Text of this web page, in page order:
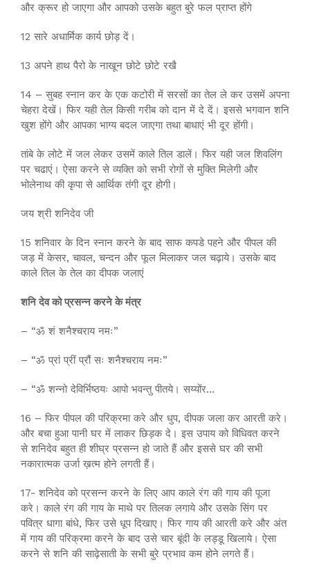
और क्रूर हो जाएगा और आपको उसके बहुत बुरे फल प्राप्त होंगे
12 सारे अधार्मिक कार्य छोड़ दें।
13 अपने हाथ पैरो के नाखून छोटे छोटे रखै
14 – सुबह स्नान कर के एक कटोरी में सरसों का तेल ले कर उसमें अपना
चेहरा देखें। फिर यही तेल किसी गरीब को दान में दे दें। इससे भगवान शनि
खुश होंगे और आपका भाग्य बदल जाएगा तथा बाधाएं भी दूर होंगी।
तांबे के लोटे में जल लेकर उसमें काले तिल डालें। फिर यही जल शिवलिंग
पर चढाएं। ऐसा करने से व्यक्ति को सभी रोगों से मुक्ति मिलेगी और
भोलेनाथ की कृपा से आर्थिक तंगी दूर होगी।
जय श्री शनिदेव जी
15 शनिवार के दिन स्नान करने के बाद साफ कपडे पहने और पीपल की
जड़ में केसर, चावल, चन्दन और फूल मिलाकर जल चढ़ाये। उसके बाद
काले तिल के तेल का दीपक जलाएं
शनि देव को प्रसन्न करने के मंत्र
– “ॐ शं शनैश्चराय नमः”
– “ॐ प्रां प्रीं प्रौं सः शनैश्चराय नमः”
– “ॐ शन्नो देविर्भिष्ठयः आपो भवन्तु पीतये। सय्योंर…
16 – फिर पीपल की परिक्रमा करे और धुप, दीपक जला कर आरती करे।
और बचा हुआ पानी घर में लाकर छिड़क दे। इस उपाय को विधिवत करने
से शनिदेव बहुत ही शीघ्र प्रसन्न हो जाते हैं और इससे घर की सभी
नकारात्मक उर्जा ख़त्म होने लगती हैं।
17- शनिदेव को प्रसन्न करने के लिए आप काले रंग की गाय की पूजा
करे। काले रंग की गाय के माथे पर तिलक लगाये और उसके सिंग पर
पवित्र धागा बांधे, फिर उसे धूप दिखाए। फिर गाय की आरती करे और अंत
में गाय की परिक्रमा करने के बाद उसे चार बूंदी के लड्डू खिलाये। ऐसा
करने से शनि की साढ़ेसाती के सभी बुरे प्रभाव कम होने लगते हैं।